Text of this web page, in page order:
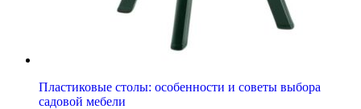
Пластиковые столы: особенности и советы выбора
садовой мебели